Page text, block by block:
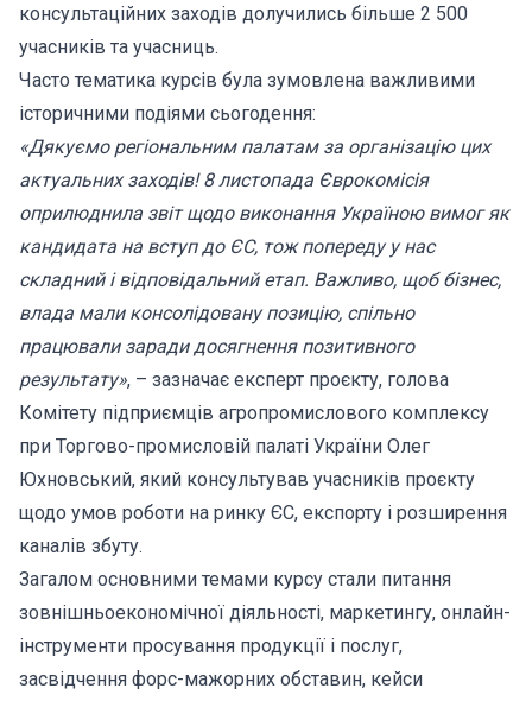
консультаційних заходів долучились більше 2 500
учасників та учасниць.
Часто тематика курсів була зумовлена важливими
історичними подіями сьогодення:
«Дякуємо регіональним палатам за організацію цих
актуальних заходів! 8 листопада Єврокомісія
оприлюднила звіт щодо виконання Україною вимог як
кандидата на вступ до ЄС, тож попереду у нас
складний і відповідальний етап. Важливо, щоб бізнес,
влада мали консолідовану позицію, спільно
працювали заради досягнення позитивного
результату», – зазначає експерт проєкту, голова
Комітету підприємців агропромислового комплексу
при Торгово-промисловій палаті України Олег
Юхновський, який консультував учасників проєкту
щодо умов роботи на ринку ЄС, експорту і розширення
каналів збуту.
Загалом основними темами курсу стали питання
зовнішньоекономічної діяльності, маркетингу, онлайн-
інструменти просування продукції і послуг,
засвідчення форс-мажорних обставин, кейси